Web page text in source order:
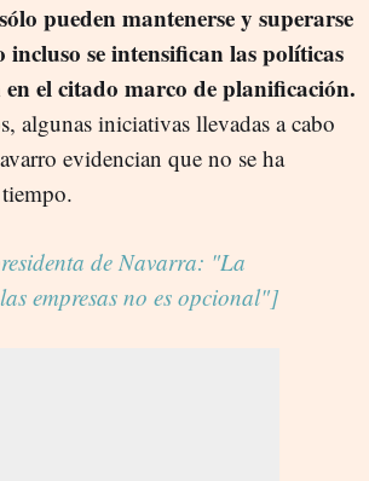
pueden mantenerse y superarse
incluso se intensifican las políticas
en el citado marco de planificación.
algunas iniciativas llevadas a cabo
evidencian que no se ha
de Navarra: "La
empresas no es opcional"]